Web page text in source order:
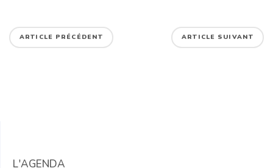
ARTICLE PRÉCÉDENT ARTICLE SUIVANT
L'AGENDA